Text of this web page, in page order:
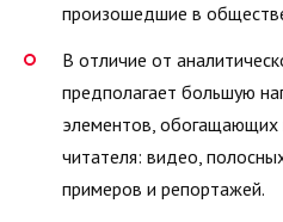
произошедшие в
В отличие от
предполагает большую
элементов, обогащающих
читателя: видео,
примеров и репортажей.